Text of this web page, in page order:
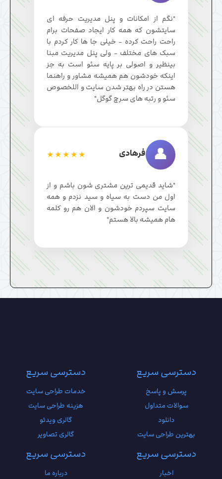
"نگم از امکانات و پنل مدیریت حرفه ای
سایتشون که همه کار ایجاد صفحات برام
راحت راحت کرده - خیلی جا ها کار کردم با
سبک های مختلف - ولی پنل مدیریت مبنا
بینظیر و اصولی بر پایه سئو است به جز
اینکه خودشون هم همیشه مشاور و راهنما
هستن در راه بهتر شدن سایت و اللخصوص
سئو و رتبه های سرچ گوگل"
👤 فرهادی ★★★★★
"شاید قدیمی ترین مشتری شون باشم و از
اول من دست به سیاه و سید نزدم و همه
سایت سپردم خودشون و الان هم رو کلمه
هام همیشه بالا هستم"
دسترسی سریع
پرسش و پاسخ
سوالات متداول
دانلود
بهترین طراحی سایت
دسترسی سریع
خدمات طراحی سایت
هزینه طراحی سایت
گالری ویدئو
گالری تصاویر
دسترسی سریع
اخبار
دسترسی سریع
درباره ما